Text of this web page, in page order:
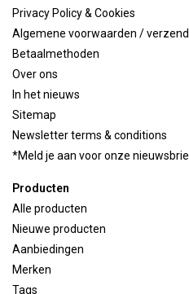
Privacy Policy & Cookies
Algemene voorwaarden /
Betaalmethoden
Over ons
In het nieuws
Sitemap
Newsletter terms & conditions
*Meld je aan voor onze
Producten
Alle producten
Nieuwe producten
Aanbiedingen
Merken
Tags